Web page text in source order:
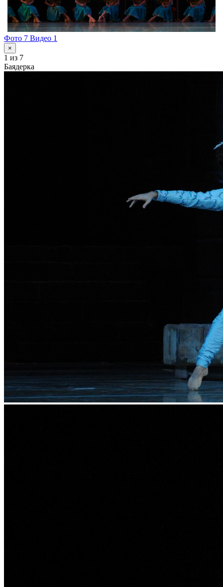
Фото 7 Видео 1
×
1 из 7
Баядерка